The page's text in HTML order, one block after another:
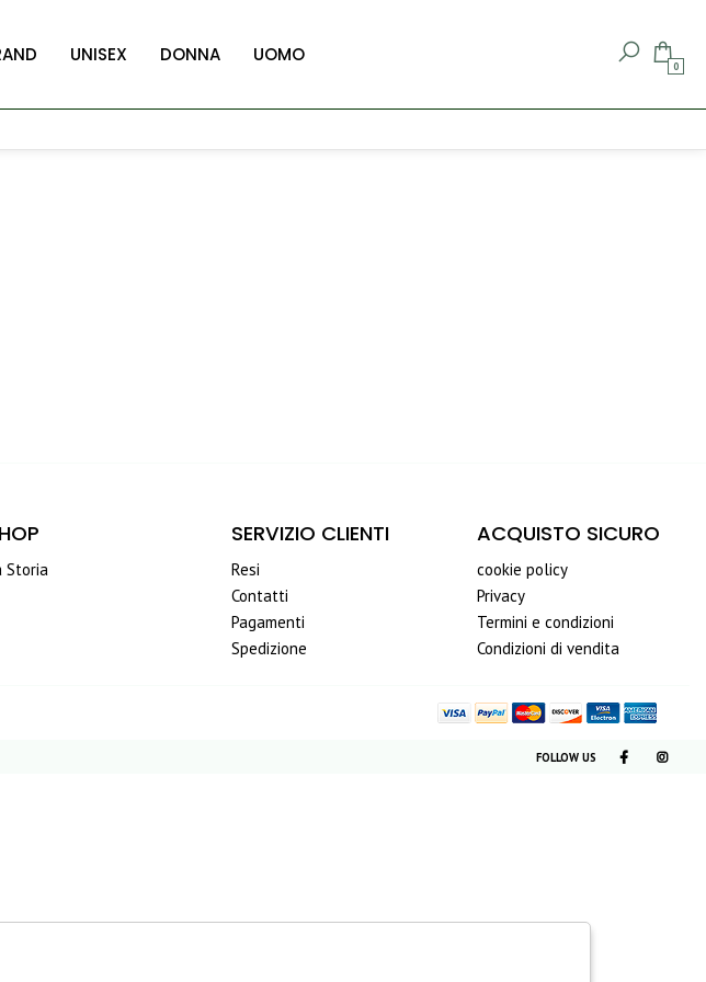
UNISEX DONNA UOMO
0
SHOP
Storia
SERVIZIO CLIENTI
Resi
Contatti
Pagamenti
Spedizione
ACQUISTO SICURO
cookie policy
Privacy
Termini e condizioni
Condizioni di vendita
FOLLOW US